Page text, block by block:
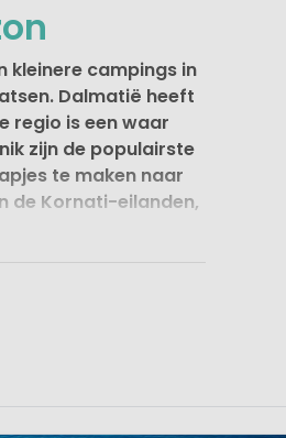
kleinere campings in
Dalmatië heeft
regio is een waar
zijn de populairste
te maken naar
de Kornati-eilanden,
een geliefd
langs de Adriatische